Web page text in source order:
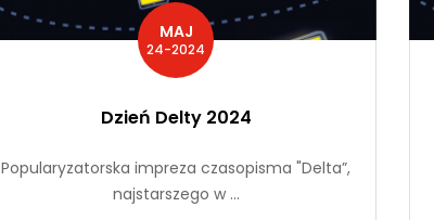
MAJ
24-2024
Dzień Delty 2024
Popularyzatorska impreza czasopisma "Delta”,
najstarszego w ...